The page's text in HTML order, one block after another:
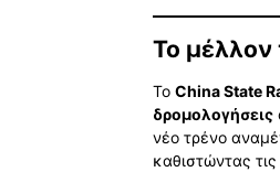
Το
Το China State
δρομολογήσεις
νέο τρένο
καθιστώντας τις